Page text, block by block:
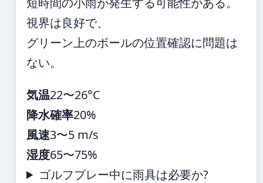
視界は良好で、
グリーン上のボールの位置確認に問題は
ない。
気温22〜26°C
降水確率20%
風速3〜5 m/s
湿度65〜75%
ゴルフプレー中に雨具は必要か?